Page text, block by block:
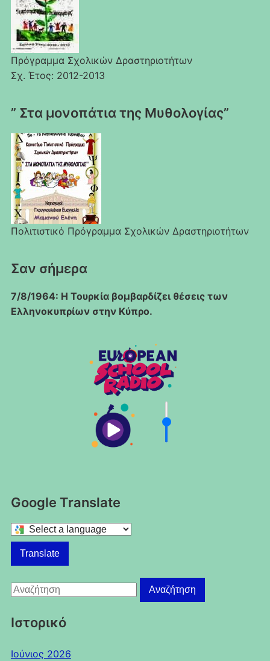
Πρόγραμμα Σχολικών Δραστηριοτήτων
Σχ. Έτος: 2012-2013
” Στα μονοπάτια της Μυθολογίας”
Πολιτιστικό Πρόγραμμα Σχολικών Δραστηριοτήτων
Σαν σήμερα
7/8/1964: Η Τουρκία βομβαρδίζει θέσεις των
Ελληνοκυπρίων στην Κύπρο.
Google Translate
Select
a
language
translate
page
Translate
Αναζήτηση
για:
Αναζήτηση
Ιστορικό
Ιούνιος 2026